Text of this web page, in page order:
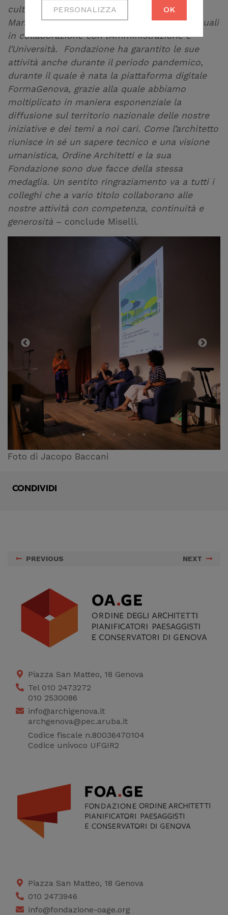
Necessari per
correttamente del
sito
Cookie di profilazione
Ci permettono di
raccogliere dati
statistici su di te per
migliorare il servizio
PERSONALIZZA OK
culturali tra cui i vari Big November, Fragile,
Manomissioni, Cara Casa e altri, alcuni dei quali
in collaborazione con l’Amministrazione e
l’Università. Fondazione ha garantito le sue
attività anche durante il periodo pandemico,
durante il quale è nata la piattaforma digitale
FormaGenova, grazie alla quale abbiamo
moltiplicato in maniera esponenziale la
diffusione sul territorio nazionale delle nostre
iniziative e dei temi a noi cari. Come l’architetto
riunisce in sé un sapere tecnico e una visione
umanistica, Ordine Architetti e la sua
Fondazione sono due facce della stessa
medaglia. Un sentito ringraziamento va a tutti i
colleghi che a vario titolo collaborano alle
nostre attività con competenza, continuità e
generosità – conclude Miselli.
Foto di Jacopo Baccani
CONDIVIDI
PREVIOUS NEXT
Piazza San Matteo, 18 Genova
Tel 010 2473272
010 2530086
info@archigenova.it
archgenova@pec.aruba.it
Codice fiscale n.80036470104
Codice univoco UFGIR2
Piazza San Matteo, 18 Genova
010 2473946
info@fondazione-oage.org